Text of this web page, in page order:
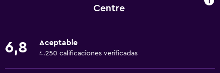
Mascotas permitidas bajo consulta (pueden aplicar cargos
Ducha adaptada para silla de ruedas
Centre
6,8 Aceptable
4.250 calificaciones verificadas